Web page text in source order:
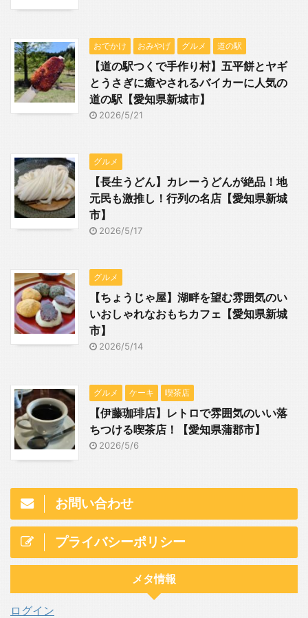
おでかけ おみやげ グルメ 道の駅
【道の駅つくで手作り村】五平餅とヤギ
とうさぎに癒やされるバイカーに人気の
道の駅【愛知県新城市】
2026/5/21
グルメ
【長生うどん】カレーうどんが絶品！地
元民も激推し！行列の名店【愛知県新城
市】
2026/5/17
グルメ
【ちょうじゃ屋】湖畔を望む雰囲気のい
いおしゃれなおもちカフェ【愛知県新城
市】
2026/5/14
グルメ ケーキ 喫茶店
【伊藤珈琲店】レトロで雰囲気のいい落
ちつける喫茶店！【愛知県蒲郡市】
2026/5/6
お問い合わせ
プライバシーポリシー
メタ情報
ログイン